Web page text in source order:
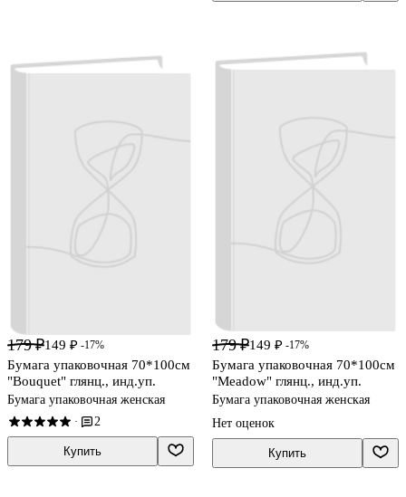
179 ₽149 ₽ -17%
Бумага упаковочная 70*100см
"Bouquet" глянц., инд.уп.
Бумага упаковочная женская
· 2
Купить
179 ₽149 ₽ -17%
Бумага упаковочная 70*100см
"Meadow" глянц., инд.уп.
Бумага упаковочная женская
Нет оценок
Купить